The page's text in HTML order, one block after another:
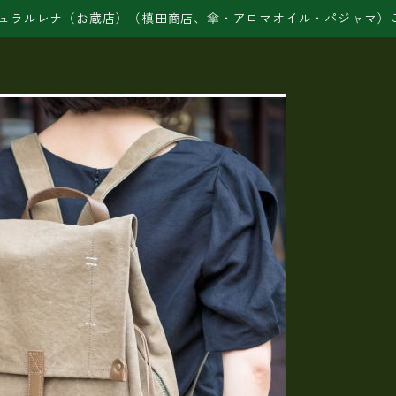
ラルレナ（お蔵店）（槙田商店、傘・アロマオイル・パジャマ）